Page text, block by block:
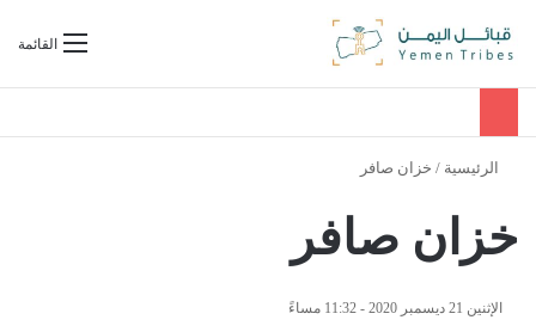
القائمةبحث عن
الرئيسية / خزان صافر
خزان صافر
الإثنين 21 ديسمبر 2020 - 11:32 مساءً